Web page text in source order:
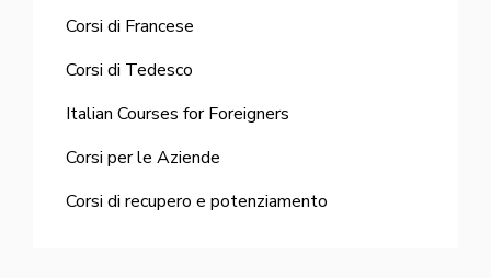
Corsi di Francese
Corsi di Tedesco
Italian Courses for Foreigners
Corsi per le Aziende
Corsi di recupero e potenziamento